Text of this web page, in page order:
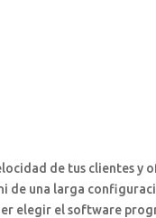
de tus clientes y
de una larga
elegir el software